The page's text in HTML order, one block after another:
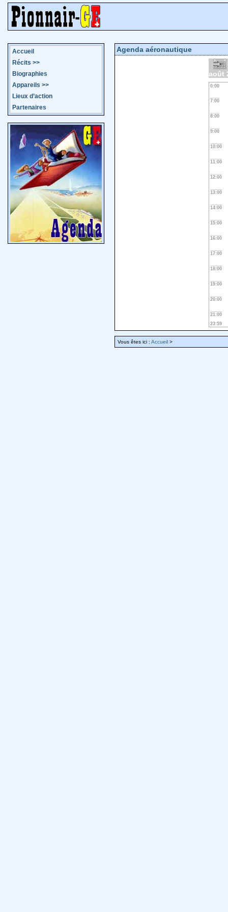
Accueil
Récits >>
Biographies
Appareils >>
Lieux d’action
Partenaires
Agenda aéronautique
août
0:00
7:00
8:00
9:00
10:00
11:00
12:00
13:00
14:00
15:00
16:00
17:00
18:00
19:00
20:00
21:00
23:59
Vous êtes ici : Accueil >